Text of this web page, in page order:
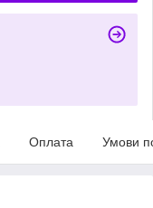
Оплата Умови